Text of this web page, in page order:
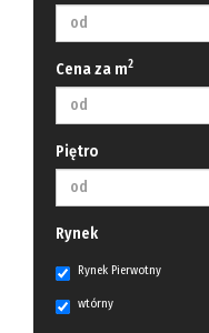
Cena za m2
Piętro
Rynek
Rynek Pierwotny
wtórny